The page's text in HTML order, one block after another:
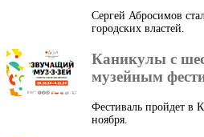
Сергей Абросимов
городских властей.
Каникулы с
музейным
Фестиваль пройдет в
ноября.